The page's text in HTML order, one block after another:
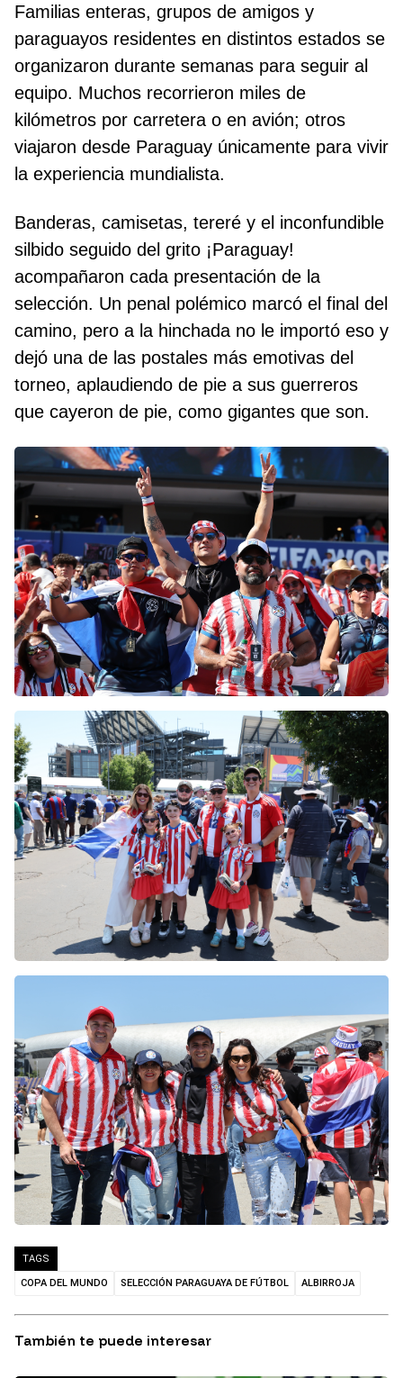
Familias enteras, grupos de amigos y
paraguayos residentes en distintos estados se
organizaron durante semanas para seguir al
equipo. Muchos recorrieron miles de
kilómetros por carretera o en avión; otros
viajaron desde Paraguay únicamente para vivir
la experiencia mundialista.
Banderas, camisetas, tereré y el inconfundible
silbido seguido del grito ¡Paraguay!
acompañaron cada presentación de la
selección. Un penal polémico marcó el final del
camino, pero a la hinchada no le importó eso y
dejó una de las postales más emotivas del
torneo, aplaudiendo de pie a sus guerreros
que cayeron de pie, como gigantes que son.
TAGS
COPA DEL MUNDO SELECCIÓN PARAGUAYA DE FÚTBOL ALBIRROJA
También te puede interesar